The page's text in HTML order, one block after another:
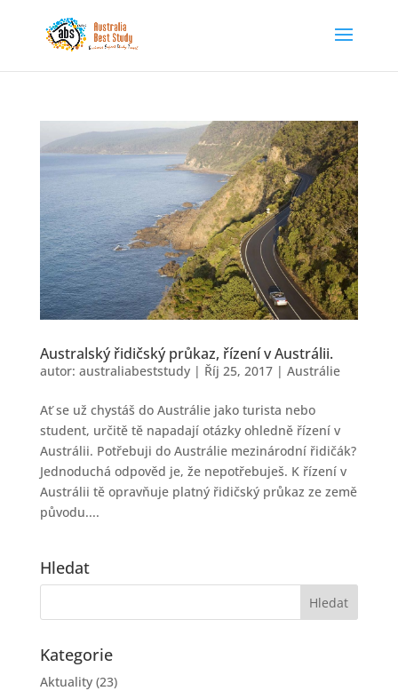
Australský řidičský průkaz, řízení v Austrálii.
autor: australiabeststudy| Říj 25, 2017| Austrálie
Ať se už chystáš do Austrálie jako turista nebo
student, určitě tě napadají otázky ohledně řízení v
Austrálii. Potřebuji do Austrálie mezinárodní řidičák?
Jednoduchá odpověd je, že nepotřebuješ. K řízení v
Austrálii tě opravňuje platný řidičský průkaz ze země
původu....
Hledat
Kategorie
Aktuality(23)